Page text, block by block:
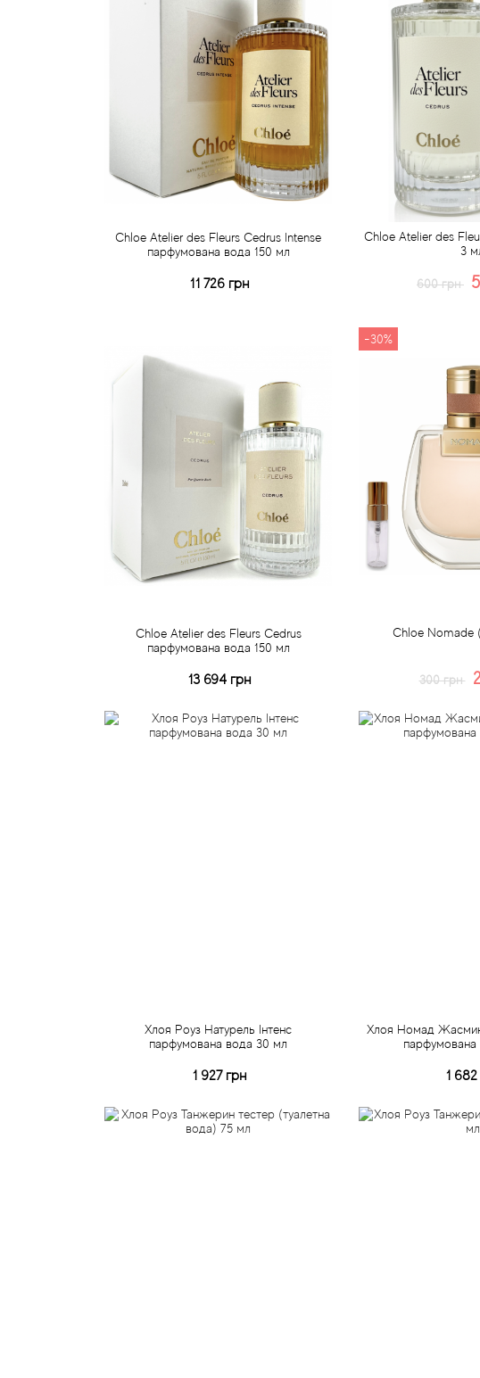
Chloe Atelier des Fleurs Cedrus Intense
парфумована вода 150 мл
11 726 грн
Chloe Atelier des
3
600 грн
Chloe Atelier des Fleurs Cedrus
парфумована вода 150 мл
13 694 грн
Швидке замовлення
-30%
Chloe Nomade
300 грн
Швидке
Хлоя Роуз Натурель Інтенс
парфумована вода 30 мл
1 927 грн
Швидке замовлення
Хлоя Номад
1
Швидке